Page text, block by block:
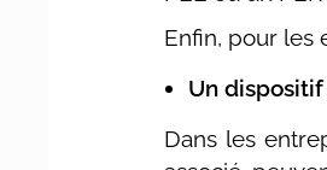
Enfin, pour les
Un
Dans les